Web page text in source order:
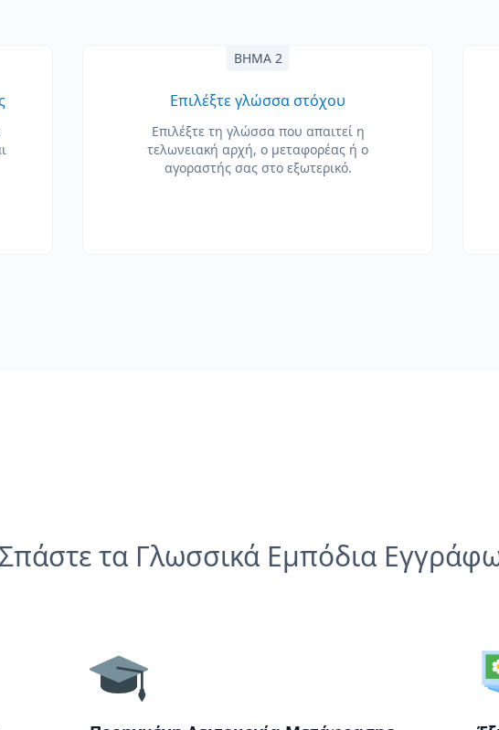
ΒΉΜΑ 2
Επιλέξτε γλώσσα στόχου
Επιλέξτε τη γλώσσα που απαιτεί η
τελωνειακή αρχή, ο μεταφορέας ή ο
αγοραστής σας στο εξωτερικό.
Σπάστε τα Γλωσσικά Εμπόδια